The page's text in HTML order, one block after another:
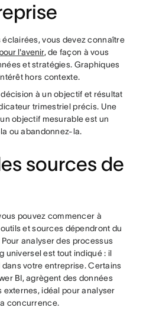
vous devez connaître
l'avenir, de façon à vous
et stratégies. Graphiques
hors contexte.
à un objectif et résultat
trimestriel précis. Une
objectif mesurable est un
ou abandonnez-la.
sources de
pouvez commencer à
et sources dépendront du
analyser des processus
universel est tout indiqué : il
votre entreprise. Certains
BI, agrègent des données
externes, idéal pour analyser
concurrence.